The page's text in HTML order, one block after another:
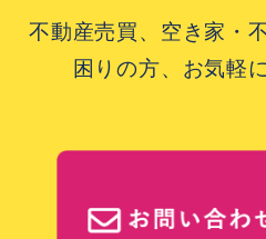
不動産売買、空き家・
困りの方、お気軽